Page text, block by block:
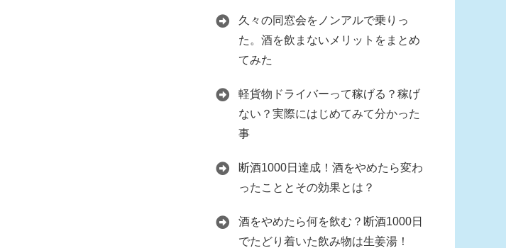
久々の同窓会をノンアルで乗りっ
た。酒を飲まないメリットをまとめ
てみた
軽貨物ドライバーって稼げる？稼げ
ない？実際にはじめてみて分かった
事
断酒1000日達成！酒をやめたら変わ
ったこととその効果とは？
酒をやめたら何を飲む？断酒1000日
でたどり着いた飲み物は生姜湯！